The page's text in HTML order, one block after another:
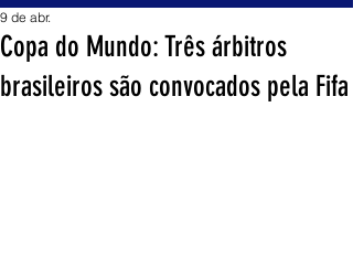
Copa do Mundo: Três árbitros
brasileiros são convocados pela Fifa
9 de abr.